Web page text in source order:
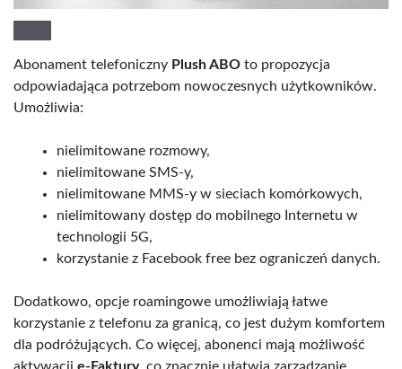
Abonament telefoniczny Plush ABO to propozycja
odpowiadająca potrzebom nowoczesnych użytkowników.
Umożliwia:
nielimitowane rozmowy,
nielimitowane SMS-y,
nielimitowane MMS-y w sieciach komórkowych,
nielimitowany dostęp do mobilnego Internetu w
technologii 5G,
korzystanie z Facebook free bez ograniczeń danych.
Dodatkowo, opcje roamingowe umożliwiają łatwe
korzystanie z telefonu za granicą, co jest dużym komfortem
dla podróżujących. Co więcej, abonenci mają możliwość